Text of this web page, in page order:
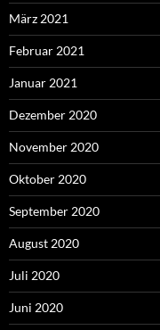
März 2021
Februar 2021
Januar 2021
Dezember 2020
November 2020
Oktober 2020
September 2020
August 2020
Juli 2020
Juni 2020